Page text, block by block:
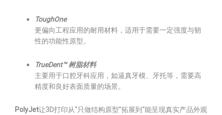
ToughOne
更偏向工程应用的耐用材料，适用于需要一定强度与韧
性的功能性原型。
TrueDent™ 树脂材料
主要用于口腔牙科应用，如逼真牙模、牙托等，需要高
精度和良好表面质量的场景。
PolyJet让3D打印从“只做结构原型”拓展到“能呈现真实产品外观